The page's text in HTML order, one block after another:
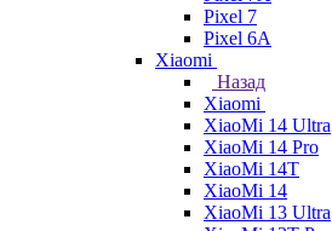
Pixel 7
Pixel 6A
Xiaomi
Назад
Xiaomi
XiaoMi 14 Ultra
XiaoMi 14 Pro
XiaoMi 14T
XiaoMi 14
XiaoMi 13 Ultra